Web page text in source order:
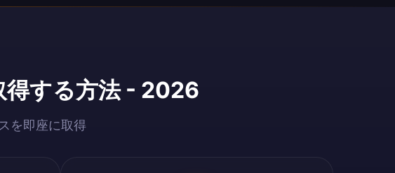
得する方法 - 2026
を即座に取得